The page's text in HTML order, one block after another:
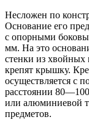
Несложен по
Основание его
с опорными
мм. На это
стенки из
крепят крышку.
осуществляется с
расстоянии
или алюминиевой
предметов.